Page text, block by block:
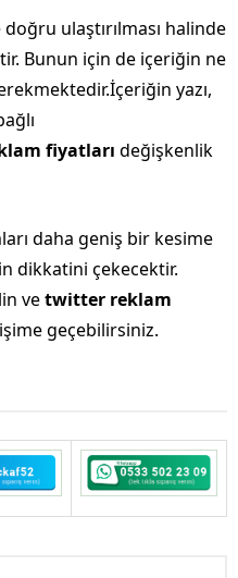
ulaştırılması halinde
Bunun için de içeriğin ne
yazı,
fiyatları değişkenlik
daha geniş bir kesime
dikkatini çekecektir.
vetwitter reklam
geçebilirsiniz.